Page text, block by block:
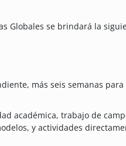
Globales se brindará la
más seis semanas
académica, trabajo de
y actividades